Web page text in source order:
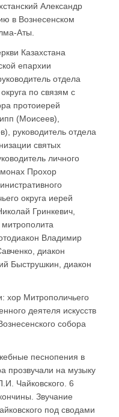
Александр
в Вознесенском
Аты.
Казахстана
епархии
отдела
по связям с
протоиерей
(Моисеев),
руководитель отдела
святых
личного
Прохор
округа иерей
Гринкевич,
Владимир
диакон
Быструшкин, диакон
хор Митрополичьего
деятеля искусств
собора
песнопения в
прозвучали на музыку
Чайковского. 6
Звучание
под сводами